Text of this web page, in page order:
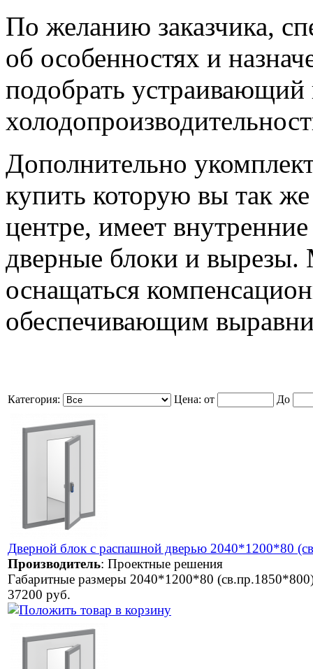
По желанию заказчика,
об особенностях и
подобрать устраивающий
Дополнительно
купить которую вы так
центре, имеет
дверные блоки и вырезы.
оснащаться
обеспечивающим
Категория: Цена: от До
Дверной блок с распашной дверью 2040*1200*80
Производитель: Проектные решения
Габаритные размеры 2040*1200*80
37200 руб.